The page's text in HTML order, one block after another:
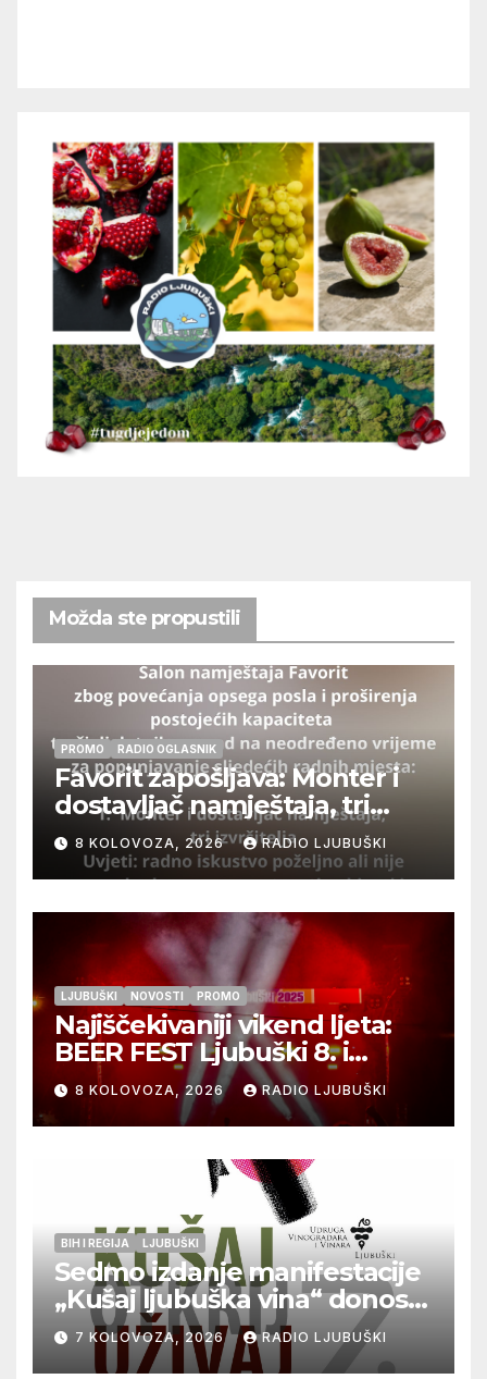
Možda ste propustili
PROMO RADIO OGLASNIK
Favorit zapošljava: Monter i
dostavljač namještaja, tri
izvršitelja
8 KOLOVOZA, 2026 RADIO LJUBUŠKI
LJUBUŠKI NOVOSTI PROMO
Najiščekivaniji vikend ljeta:
BEER FEST Ljubuški 8. i
9.kolovoza
8 KOLOVOZA, 2026 RADIO LJUBUŠKI
BIH I REGIJA LJUBUŠKI
Sedmo izdanje manifestacije
„Kušaj ljubuška vina“ donosi
vrhunska vina, gastronomiju i
glazbu
7 KOLOVOZA, 2026 RADIO LJUBUŠKI